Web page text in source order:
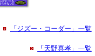
「ジズー・コーダー」一覧
「天野喜孝」一覧